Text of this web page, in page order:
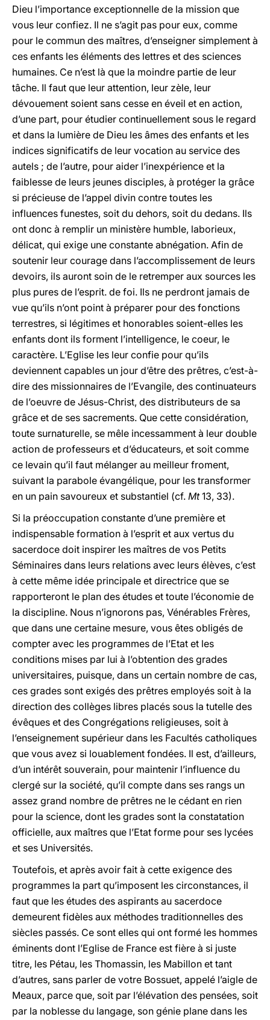
Dieu l’importance exceptionnelle de la mission que
vous leur confiez. Il ne s’agit pas pour eux, comme
pour le commun des maîtres, d’enseigner simplement à
ces enfants les éléments des lettres et des sciences
humaines. Ce n’est là que la moindre partie de leur
tâche. Il faut que leur attention, leur zèle, leur
dévouement soient sans cesse en éveil et en action,
d’une part, pour étudier continuellement sous le regard
et dans la lumière de Dieu les âmes des enfants et les
indices significatifs de leur vocation au service des
autels ; de l’autre, pour aider l’inexpérience et la
faiblesse de leurs jeunes disciples, à protéger la grâce
si précieuse de l’appel divin contre toutes les
influences funestes, soit du dehors, soit du dedans. Ils
ont donc à remplir un ministère humble, laborieux,
délicat, qui exige une constante abnégation. Afin de
soutenir leur courage dans l’accomplissement de leurs
devoirs, ils auront soin de le retremper aux sources les
plus pures de l’esprit. de foi. Ils ne perdront jamais de
vue qu’ils n’ont point à préparer pour des fonctions
terrestres, si légitimes et honorables soient-elles les
enfants dont ils forment l’intelligence, le coeur, le
caractère. L’Eglise les leur confie pour qu’ils
deviennent capables un jour d’être des prêtres, c’est-à-
dire des missionnaires de l’Evangile, des continuateurs
de l’oeuvre de Jésus-Christ, des distributeurs de sa
grâce et de ses sacrements. Que cette considération,
toute surnaturelle, se mêle incessamment à leur double
action de professeurs et d’éducateurs, et soit comme
ce levain qu’il faut mélanger au meilleur froment,
suivant la parabole évangélique, pour les transformer
en un pain savoureux et substantiel (cf. Mt13, 33).
Si la préoccupation constante d’une première et
indispensable formation à l’esprit et aux vertus du
sacerdoce doit inspirer les maîtres de vos Petits
Séminaires dans leurs relations avec leurs élèves, c’est
à cette même idée principale et directrice que se
rapporteront le plan des études et toute l’économie de
la discipline. Nous n’ignorons pas, Vénérables Frères,
que dans une certaine mesure, vous êtes obligés de
compter avec les programmes de l’Etat et les
conditions mises par lui à l’obtention des grades
universitaires, puisque, dans un certain nombre de cas,
ces grades sont exigés des prêtres employés soit à la
direction des collèges libres placés sous la tutelle des
évêques et des Congrégations religieuses, soit à
l’enseignement supérieur dans les Facultés catholiques
que vous avez si louablement fondées. Il est, d’ailleurs,
d’un intérêt souverain, pour maintenir l’influence du
clergé sur la société, qu’il compte dans ses rangs un
assez grand nombre de prêtres ne le cédant en rien
pour la science, dont les grades sont la constatation
officielle, aux maîtres que l’Etat forme pour ses lycées
et ses Universités.
Toutefois, et après avoir fait à cette exigence des
programmes la part qu’imposent les circonstances, il
faut que les études des aspirants au sacerdoce
demeurent fidèles aux méthodes traditionnelles des
siècles passés. Ce sont elles qui ont formé les hommes
éminents dont l’Eglise de France est fière à si juste
titre, les Pétau, les Thomassin, les Mabillon et tant
d’autres, sans parler de votre Bossuet, appelé l’aigle de
Meaux, parce que, soit par l’élévation des pensées, soit
par la noblesse du langage, son génie plane dans les